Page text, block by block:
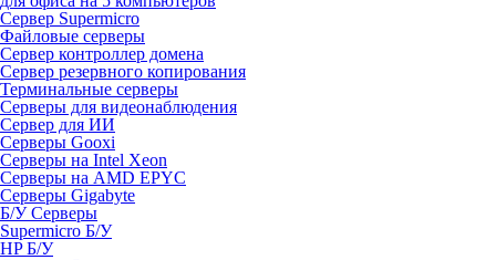
Сервер Supermicro
Файловые серверы
Сервер контроллер домена
Сервер резервного копирования
Терминальные серверы
Серверы для видеонаблюдения
Сервер для ИИ
Серверы Gooxi
Серверы на Intel Xeon
Серверы на AMD EPYC
Серверы Gigabyte
Б/У Серверы
Supermicro Б/У
HP Б/У